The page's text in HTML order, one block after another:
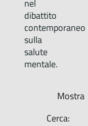
nel
dibattito
contemporaneo
sulla
salute
mentale.
Mostra
Cerca: